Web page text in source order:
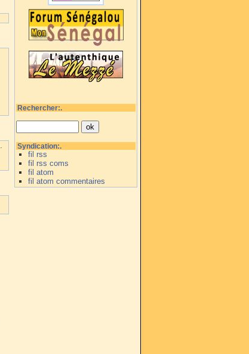
Rechercher:.
Syndication:.
fil rss
fil rss coms
fil atom
fil atom commentaires